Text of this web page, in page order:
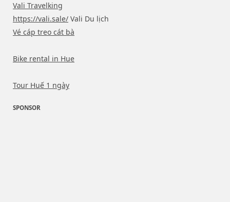
Vali Travelking
https://vali.sale/ Vali Du lịch
Vé cáp treo cát bà
Bike rental in Hue
Tour Huế 1 ngày
SPONSOR